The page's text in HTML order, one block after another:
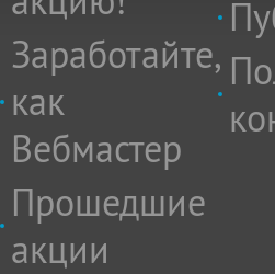
Заработайте,
как
Вебмастер
Прошедшие
акции